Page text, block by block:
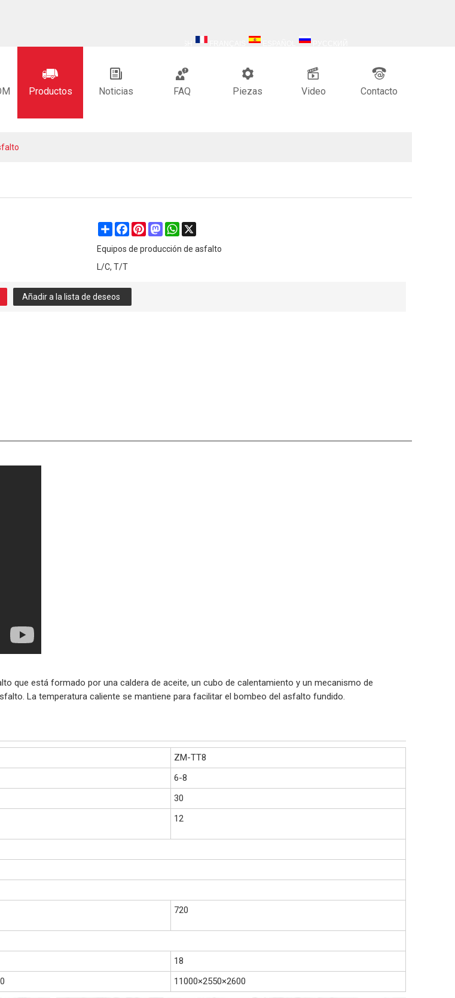
Productos Noticias FAQ Piezas Video Contacto
ShareFacebookPinterestMastodonWhatsApp
Equipos de producción de asfalto
L/C, T/T
Añadir a la lista de deseos
que está formado por una caldera de aceite, un cubo de calentamiento y un mecanismo de
La temperatura caliente se mantiene para facilitar el bombeo del asfalto fundido.
ZM-TT8
6-8
30
12
720
18
11000×2550×2600